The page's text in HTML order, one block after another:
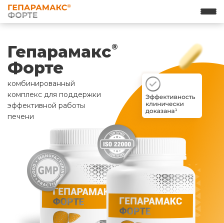
Гепарамакс®
Форте
комбинированный
комплекс для поддержки
эффективной работы
печени